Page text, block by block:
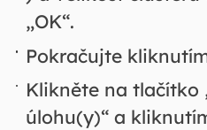
„OK“.
Pokračujte
Klikněte na tlačítko
úlohu(y)“ a